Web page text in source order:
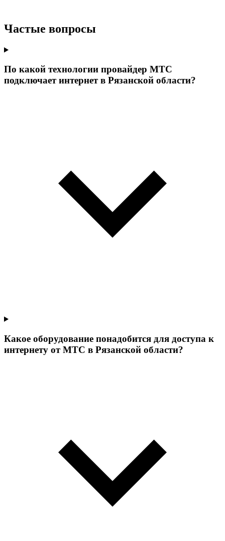
Частые вопросы
По какой технологии провайдер МТС
подключает интернет в Рязанской области?
Какое оборудование понадобится для доступа к
интернету от МТС в Рязанской области?